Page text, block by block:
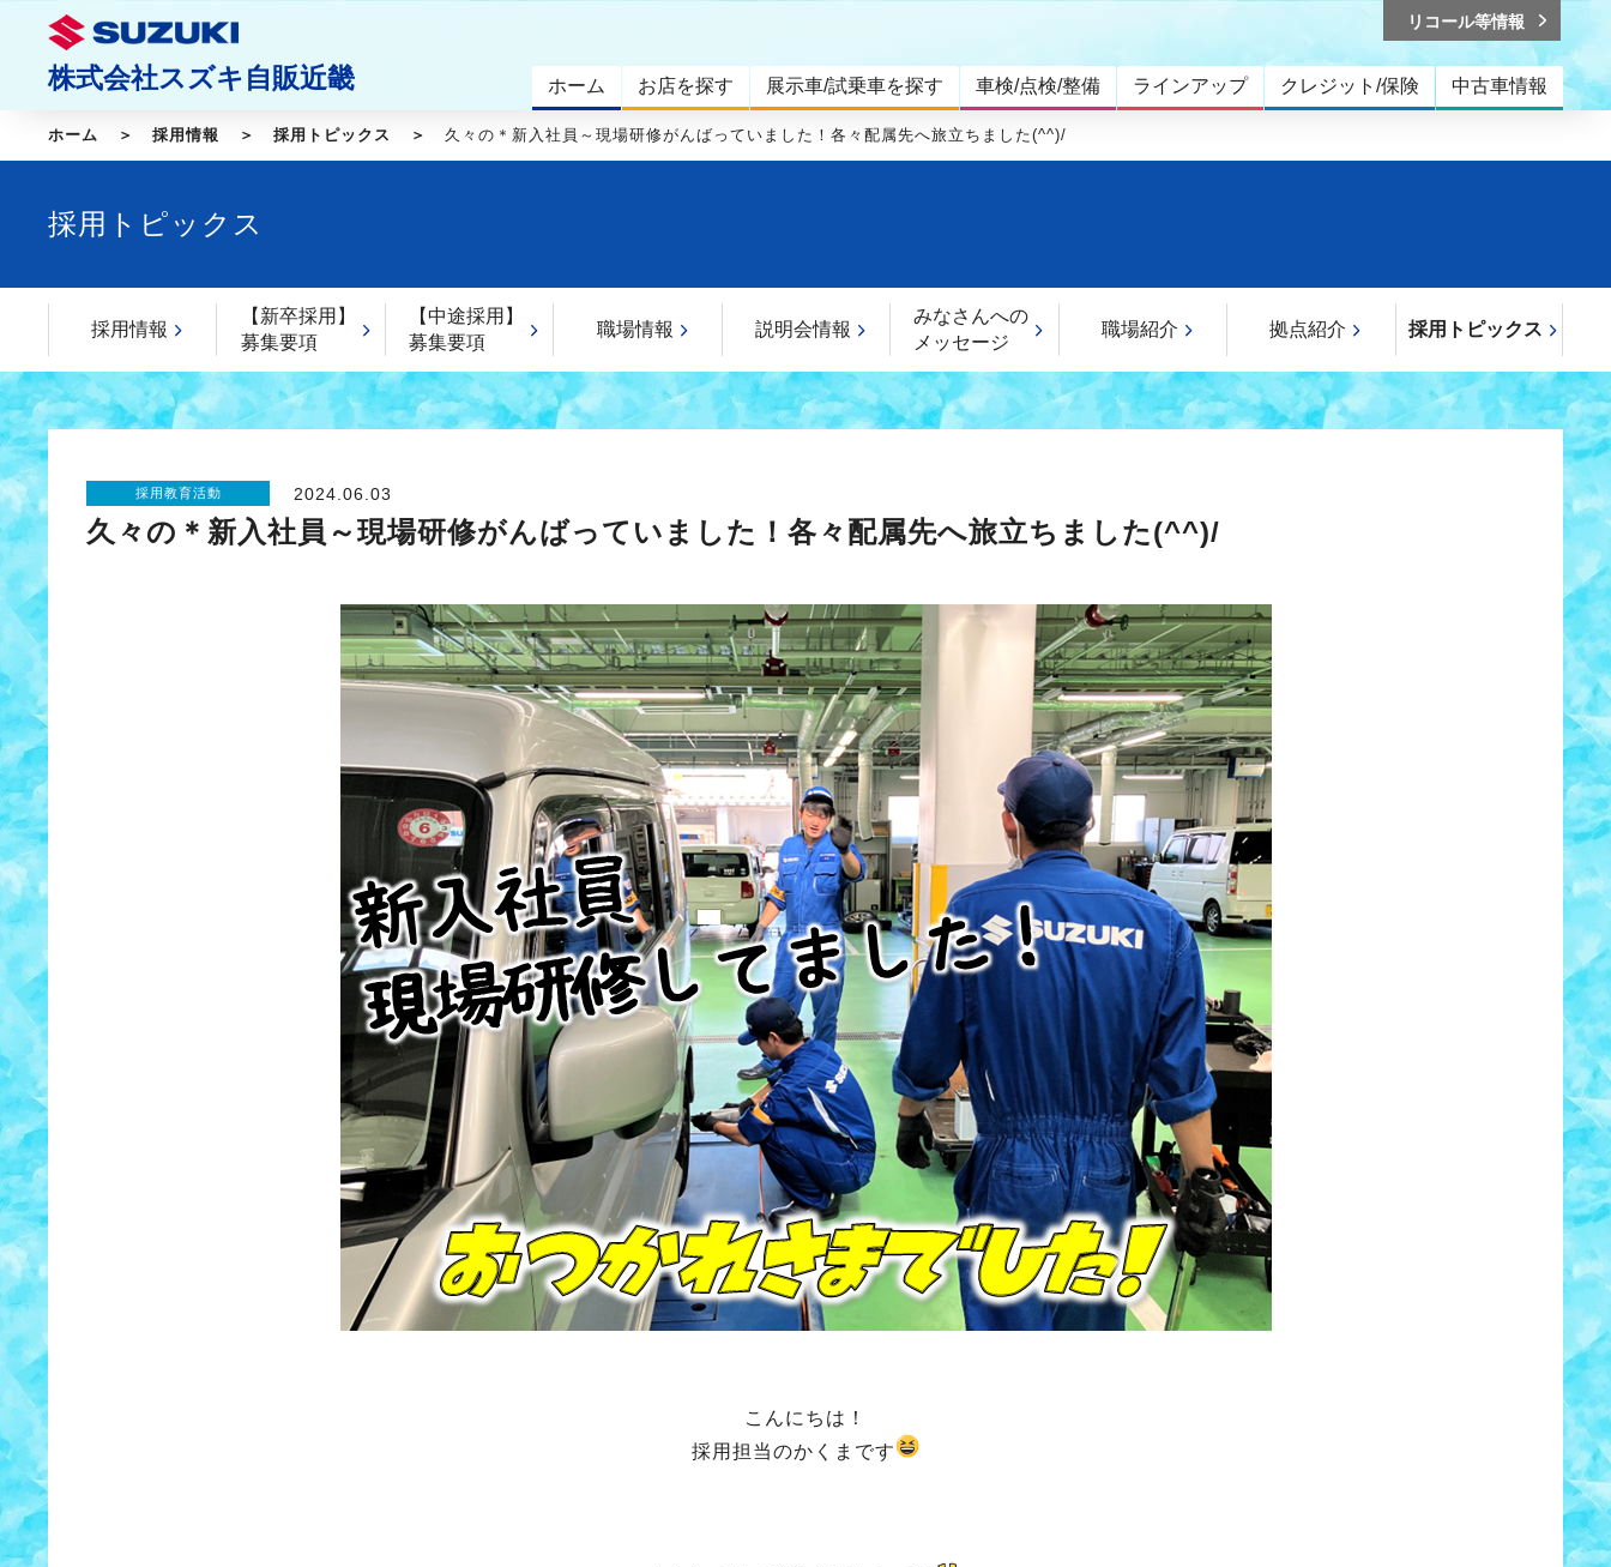
株式会社スズキ自販近畿 ホーム お店を探す 展示車/試乗車を探す 車検/点検/整備 ラインアップ クレジット/保険 中古車情報
リコール等情報
ホーム 採用情報 採用トピックス 久々の＊新入社員～現場研修がんばっていました！各々配属先へ旅立ちました(^^)/
採用トピックス
採用情報
【新卒採用】
募集要項
【中途採用】
募集要項
職場情報 説明会情報
みなさんへの
メッセージ
職場紹介 拠点紹介 採用トピックス
採用教育活動 2024.06.03
久々の＊新入社員～現場研修がんばっていました！各々配属先へ旅立ちました(^^)/
こんにちは！
採用担当のかくまです